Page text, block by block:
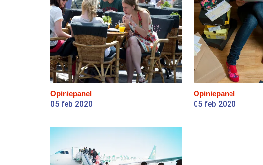
Opiniepanel
05 feb 2020
Opiniepanel
05 feb 2020